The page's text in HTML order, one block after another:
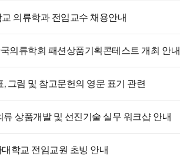
의류학과 전임교수 채용안내
의류학회 패션상품기획콘테스트 개최 안내
, 그림 및 참고문헌의 영문 표기 관련
류 상품개발 및 선진기술 실무 워크샵 안내
학교 전임교원 초빙 안내